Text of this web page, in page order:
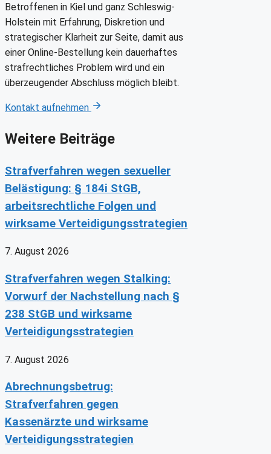
Betroffenen in Kiel und ganz Schleswig-
Holstein mit Erfahrung, Diskretion und
strategischer Klarheit zur Seite, damit aus
einer Online-Bestellung kein dauerhaftes
strafrechtliches Problem wird und ein
überzeugender Abschluss möglich bleibt.
Kontakt aufnehmen
Weitere Beiträge
Strafverfahren wegen sexueller
Belästigung: § 184i StGB,
arbeitsrechtliche Folgen und
wirksame Verteidigungsstrategien
7. August 2026
Strafverfahren wegen Stalking:
Vorwurf der Nachstellung nach §
238 StGB und wirksame
Verteidigungsstrategien
7. August 2026
Abrechnungsbetrug:
Strafverfahren gegen
Kassenärzte und wirksame
Verteidigungsstrategien